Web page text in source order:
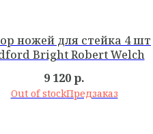
ножей для стейка 4 шт
Bright Robert Welch
9 120р.
Out of stock